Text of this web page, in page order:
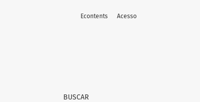
BUSCAR
Econtents Acesso